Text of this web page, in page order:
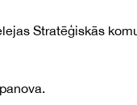
Stratēģiskās